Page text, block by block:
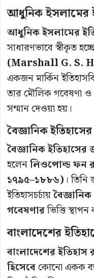
আধুনিক ইসলামের
আধুনিক ইসলামের
সাধারণভাবে স্বীকৃত
(Marshall G. S.
একজন মার্কিন
তার মৌলিক গবেষণা
সম্মান দেওয়া হয়।
বৈজ্ঞানিক
বৈজ্ঞানিক
হলেনলিওপোল্ড ফন
১৭৯৫–১৮৮৬) ।
ইতিহাসচর্চায়
গবেষণারভিত্তি
বাংলাদেশের
বাংলাদেশের ইতিহাস
হিসেবেকোনো একক